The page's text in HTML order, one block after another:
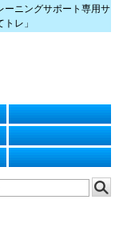
ーニングサポート専用サ
レ」